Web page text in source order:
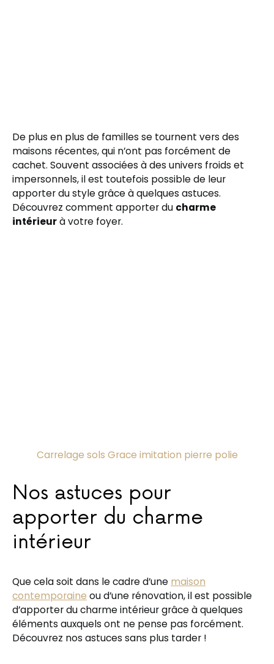
De plus en plus de familles se tournent vers des
maisons récentes, qui n’ont pas forcément de
cachet. Souvent associées à des univers froids et
impersonnels, il est toutefois possible de leur
apporter du style grâce à quelques astuces.
Découvrez comment apporter du charme
intérieurà votre foyer.
Carrelage sols Grace imitation pierre polie
Nos astuces pour
apporter du charme
intérieur
Que cela soit dans le cadre d’une maison
contemporaine ou d’une rénovation, il est possible
d’apporter du charme intérieur grâce à quelques
éléments auxquels ont ne pense pas forcément.
Découvrez nos astuces sans plus tarder !